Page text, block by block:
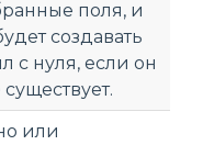
поля, и
создавать
с нуля, если он
или